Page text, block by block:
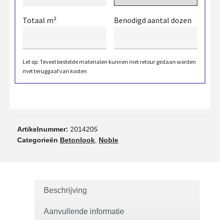
Totaal m² Benodigd aantal dozen
Let op: Teveel bestelde materialen kunnen niet retour gedaan worden
met teruggaaf van kosten
Artikelnummer: 2014205
Categorieën Betonlook Noble
Beschrijving
Aanvullende informatie